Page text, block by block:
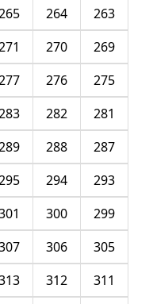
263
264
269
270
275
276
281
282
287
288
293
294
299
300
305
306
311
312